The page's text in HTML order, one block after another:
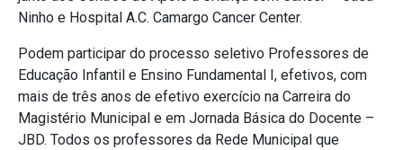
Ninho e Hospital A.C. Camargo Cancer Center.
Podem participar do processo seletivo Professores de
Educação Infantil e Ensino Fundamental I, efetivos, com
mais de três anos de efetivo exercício na Carreira do
Magistério Municipal e em Jornada Básica do Docente –
JBD. Todos os professores da Rede Municipal que